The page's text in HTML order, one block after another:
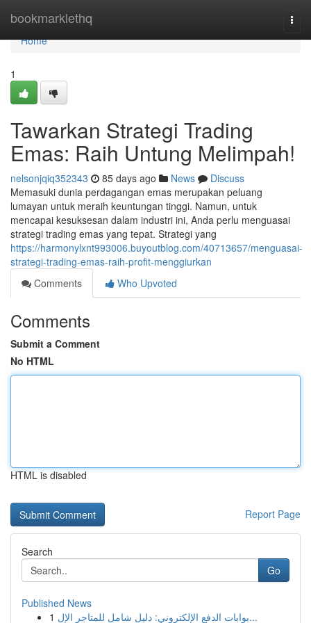
bookmarklethq
Home
Home
1
Tawarkan Strategi Trading
Emas: Raih Untung Melimpah!
nelsonjqiq352343 85 days ago News
Discuss
Memasuki dunia perdagangan emas merupakan peluang
lumayan untuk meraih keuntungan tinggi. Namun, untuk
mencapai kesuksesan dalam industri ini, Anda perlu menguasai
strategi trading emas yang tepat. Strategi yang
https://harmonylxnt993006.buyoutblog.com/40713657/menguasai-
strategi-trading-emas-raih-profit-menggiurkan
Comments
Who Upvoted
Comments
Submit a Comment
No HTML
HTML is disabled
Report Page
Search
Go
Published News
1
بوابات الدفع الإلكتروني: دليل شامل للمتاجر الإل...